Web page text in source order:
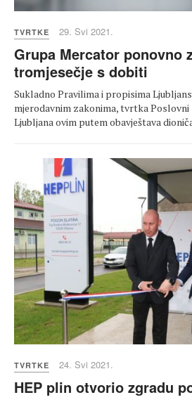
TVRTKE 29. Svi 2021.
Grupa Mercator ponovno
tromjesečje s dobiti
Sukladno Pravilima i propisima
mjerodavnim zakonima, tvrtka
Ljubljana ovim putem obavještava
TVRTKE 24. Svi 2021.
HEP plin otvorio zgradu